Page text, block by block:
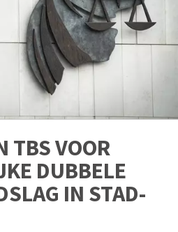
TBS VOOR
DUBBELE
IN STAD-